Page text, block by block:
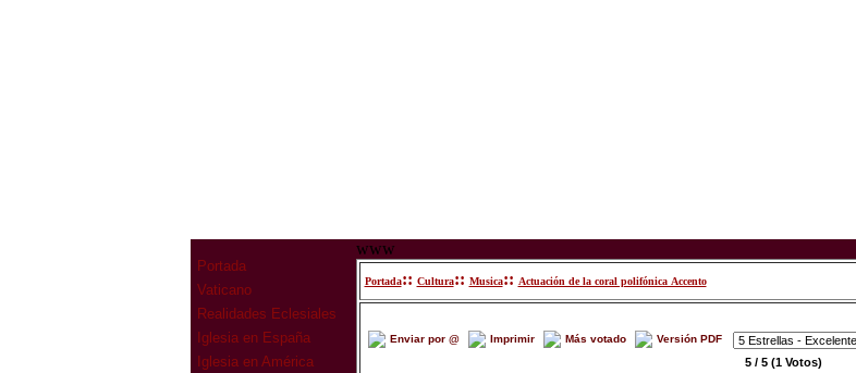
Portada
Vaticano
Realidades Eclesiales
Iglesia en España
Iglesia en América
www
Portada:: Cultura:: Musica:: Actuación de la coral polifónica Accento
Enviar por @ Imprimir Más votado Versión PDF
5 / 5 (1 Votos)